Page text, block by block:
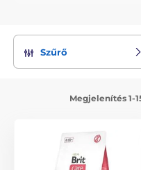
Szűrő
Megjelenítés 1-